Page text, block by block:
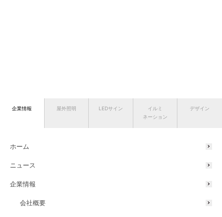
企業情報 屋外照明 LEDサイン
イルミ
ネーション
デザイン
ホーム
ニュース
企業情報
会社概要